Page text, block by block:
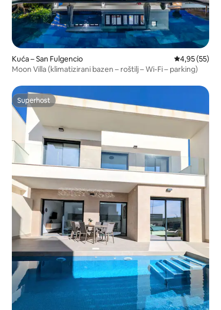
Kuća – San Fulgencio Prosječna
4,95 (55)
Moon Villa (klimatizirani bazen – roštilj – Wi-Fi – parking)
Superhost
Superhost